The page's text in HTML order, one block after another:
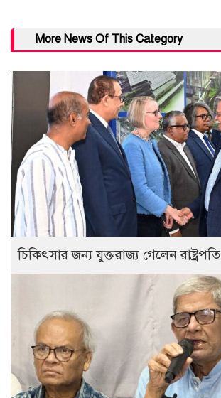
More News Of This Category
চিকিৎসার জন্য যুক্তরাজ্য গেলেন রাষ্ট্রপতি